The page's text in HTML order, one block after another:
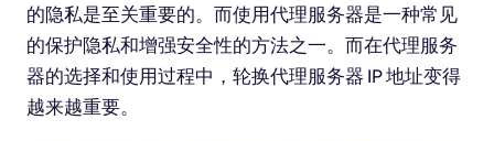
的隐私是至关重要的。而使用代理服务器是一种常见
的保护隐私和增强安全性的方法之一。而在代理服务
器的选择和使用过程中，轮换代理服务器 IP 地址变得
越来越重要。